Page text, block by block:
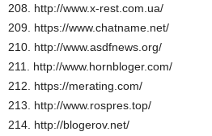
208. http://www.x-rest.com.ua/
209. https://www.chatname.net/
210. http://www.asdfnews.org/
211. http://www.hornbloger.com/
212. https://merating.com/
213. http://www.rospres.top/
214. http://blogerov.net/